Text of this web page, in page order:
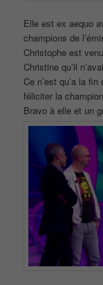
Elle est ex aequo
champions de
Christophe est
Christine qu’il
Ce n’est qu’a la
féliciter la
Bravo à elle et un